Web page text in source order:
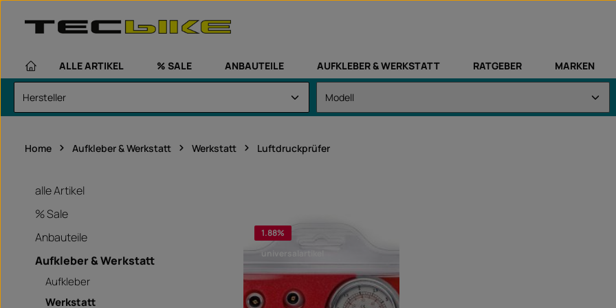
ALLE ARTIKEL % SALE ANBAUTEILE AUFKLEBER & WERKSTATT RATGEBER MARKEN
Home Aufkleber & Werkstatt Werkstatt Luftdruckprüfer
alle Artikel
% Sale
Anbauteile
Aufkleber & Werkstatt
Aufkleber
Werkstatt
1.88%
universalartikel